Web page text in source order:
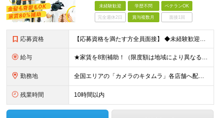
未経験歓迎 学歴不問 ベテランOK
完全週休2日 賞与複数月 面接1回
応募資格 【応募資格を満たす方全員面接】 ◆未経験歓迎！活躍のフィールドは全国！ ◆学歴不問 ◆第二新卒も活躍中 ◆35歳以下の方（若年層の長期キャリア形成を図るため）
給与 ★家賃を8割補助！（限度額は地域により異なる） ※転勤による引っ越しが発生する場合 ＝＝＝＝＝＝＝＝＝＝＝＝＝＝＝＝＝＝＝＝＝＝＝ 例えば、家賃7.5万円なら6万円は会社で負担。 あなたが支払うのは、
勤務地 全国エリアの「カメラのキタムラ」各店舗へ配属となります ※最初の配属先は希望を最大限考慮した上で決定します ▼詳しい勤務地住所は下記URLをご確認ください。 https://sss.kitamur
残業時間 10時間以内